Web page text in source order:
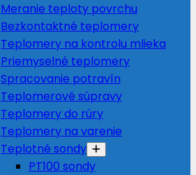
Meranie teploty povrchu
Bezkontaktné teplomery
Teplomery na kontrolu mlieka
Priemyselné teplomery
Spracovanie potravín
Teplomerové súpravy
Teplomery do rúry
Teplomery na varenie
Teplotné sondy
PT100 sondy